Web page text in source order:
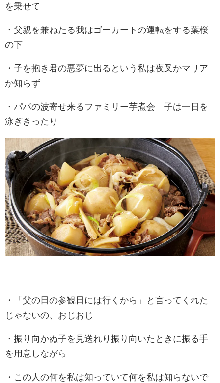
を乗せて
・父親を兼ねたる我はゴーカートの運転をする葉桜
の下
・子を抱き君の悪夢に出るという私は夜叉かマリア
か知らず
・パパの波寄せ来るファミリー芋煮会 子は一日を
泳ぎきったり
・「父の日の参観日には行くから」と言ってくれた
じゃないの、おじおじ
・振り向かぬ子を見送れり振り向いたときに振る手
を用意しながら
・この人の何を私は知っていて何を私は知らないで